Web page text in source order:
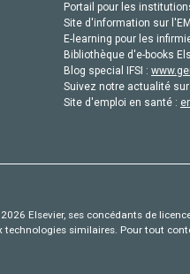
Portail pour les
Site d'information sur
E-learning pour les
Bibliothèque d'e-books
Blog special IFSI :
Suivez notre actualité
Site d'emploi en santé :
Elsevier, ses concédants de
similaires. Pour tout